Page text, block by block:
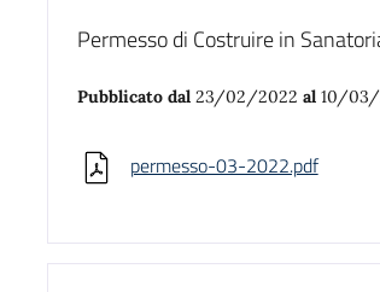
Permesso di Costruire in
Pubblicato dal 23/02/2022 al10/03/
permesso-03-2022.pdf